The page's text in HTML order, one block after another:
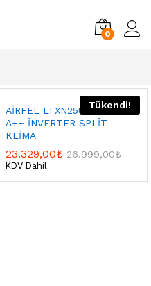
0
Tükendi!
AİRFEL LTXN25U 9000 BTU
A++ İNVERTER SPLİT
KLİMA
23.329,00₺ 26.999,00₺
KDV Dahil